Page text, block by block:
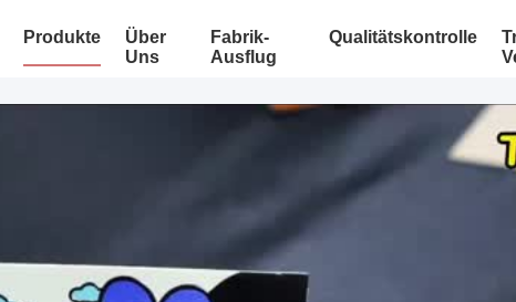
Produkte
Über
Uns
Fabrik-
Ausflug
Qualitätskontrolle